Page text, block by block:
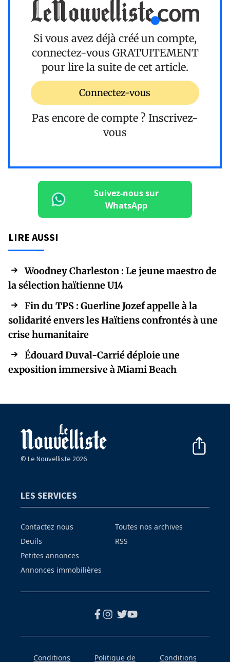
Si vous avez déjà créé un compte,
connectez-vous GRATUITEMENT
pour lire la suite de cet article.
Connectez-vous
Pas encore de compte ? Inscrivez-
vous
Suivez-nous sur
WhatsApp
LIRE AUSSI
Woodney Charleston : Le jeune maestro de
la sélection haïtienne U14
Fin du TPS : Guerline Jozef appelle à la
solidarité envers les Haïtiens confrontés à une
crise humanitaire
Édouard Duval-Carrié déploie une
exposition immersive à Miami Beach
© Le Nouvelliste 2026
LES SERVICES
Contactez nous
Deuils
Petites annonces
Annonces immobilières
Toutes nos archives
RSS
Conditions Politique de Conditions